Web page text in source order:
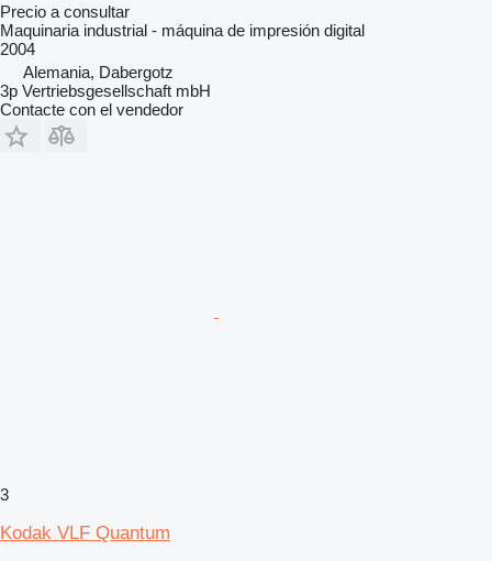
Precio a consultar
Maquinaria industrial - máquina de impresión digital
2004
Alemania, Dabergotz
3p Vertriebsgesellschaft mbH
Contacte con el vendedor
3
Kodak VLF Quantum